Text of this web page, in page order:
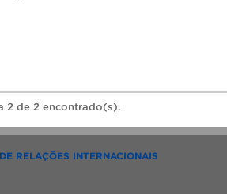
2 de 2 encontrado(s).
RELAÇÕES INTERNACIONAIS